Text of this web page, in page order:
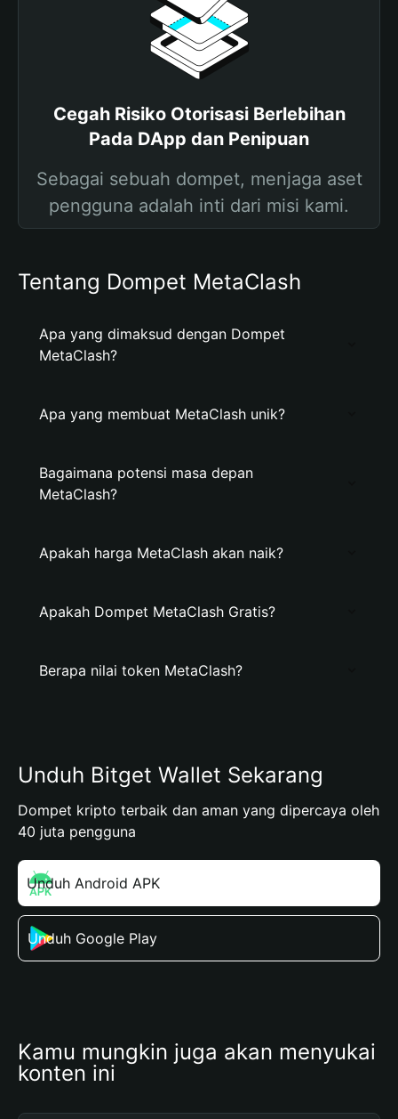
Cegah Risiko Otorisasi Berlebihan
Pada DApp dan Penipuan
Sebagai sebuah dompet, menjaga aset
pengguna adalah inti dari misi kami.
Tentang Dompet MetaClash
Apa yang dimaksud dengan Dompet
MetaClash?
Apa yang membuat MetaClash unik?
Bagaimana potensi masa depan
MetaClash?
Apakah harga MetaClash akan naik?
Apakah Dompet MetaClash Gratis?
Berapa nilai token MetaClash?
Unduh Bitget Wallet Sekarang
Dompet kripto terbaik dan aman yang dipercaya oleh
40 juta pengguna
Unduh Android APK
Unduh Google Play
Kamu mungkin juga akan menyukai
konten ini